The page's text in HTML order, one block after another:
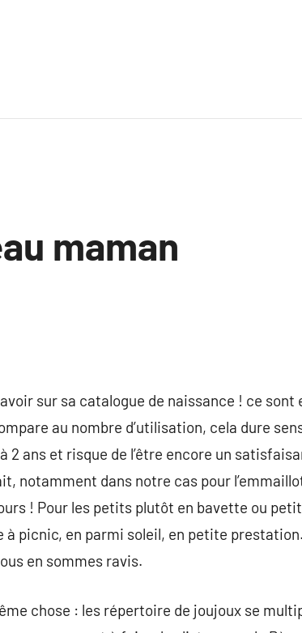
maman
sur sa catalogue de naissance ! ce sont
au nombre d’utilisation, cela dure
ans et risque de l’être encore un
notamment dans notre cas pour
! Pour les petits plutôt en bavette ou
à picnic, en parmi soleil, en petite
en sommes ravis.
chose : les répertoire de joujoux se